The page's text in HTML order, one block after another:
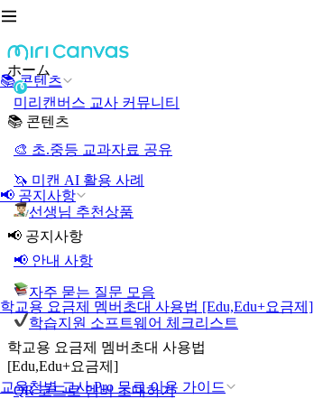
📚 콘텐츠
📢 공지사항
학교용 요금제 멤버초대 사용법 [Edu,Edu+요금제]
교육청별 교사 Pro 무료 이용 가이드
ホーム
미리캔버스 교사 커뮤니티
📚 콘텐츠
🎨 초.중등 교과자료 공유
🦄 미캔 AI 활용 사례
선생님 추천상품
📢 공지사항
📢 안내 사항
자주 묻는 질문 모음
학습지원 소프트웨어 체크리스트
학교용 요금제 멤버초대 사용법
[Edu,Edu+요금제]
QR 코드로 멤버 초대하기